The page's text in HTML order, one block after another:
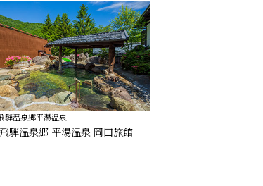
騨温泉郷平湯温泉
騨温泉郷 平湯温泉 岡田旅館